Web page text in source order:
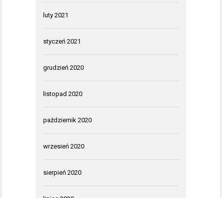
luty 2021
styczeń 2021
grudzień 2020
listopad 2020
październik 2020
wrzesień 2020
sierpień 2020